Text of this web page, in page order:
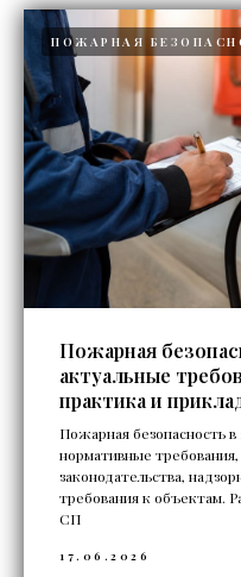
ПОЖАРНАЯ
Пожарная
актуальные
практика и
Пожарная безопасность в
нормативные требования,
законодательства,
требования к объектам.
СП
17.06.2026